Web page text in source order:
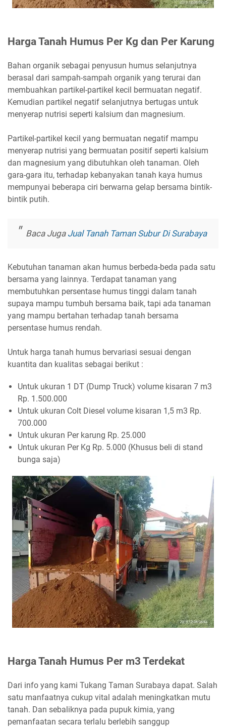
Harga Tanah Humus Per Kg dan Per Karung
Bahan organik sebagai penyusun humus selanjutnya
berasal dari sampah-sampah organik yang terurai dan
membuahkan partikel-partikel kecil bermuatan negatif.
Kemudian partikel negatif selanjutnya bertugas untuk
menyerap nutrisi seperti kalsium dan magnesium.
Partikel-partikel kecil yang bermuatan negatif mampu
menyerap nutrisi yang bermuatan positif seperti kalsium
dan magnesium yang dibutuhkan oleh tanaman. Oleh
gara-gara itu, terhadap kebanyakan tanah kaya humus
mempunyai beberapa ciri berwarna gelap bersama bintik-
bintik putih.
Baca Juga Jual Tanah Taman Subur Di Surabaya
Kebutuhan tanaman akan humus berbeda-beda pada satu
bersama yang lainnya. Terdapat tanaman yang
membutuhkan persentase humus tinggi dalam tanah
supaya mampu tumbuh bersama baik, tapi ada tanaman
yang mampu bertahan terhadap tanah bersama
persentase humus rendah.
Untuk harga tanah humus bervariasi sesuai dengan
kuantita dan kualitas sebagai berikut :
Untuk ukuran 1 DT (Dump Truck) volume kisaran 7 m3
Rp. 1.500.000
Untuk ukuran Colt Diesel volume kisaran 1,5 m3 Rp.
700.000
Untuk ukuran Per karung Rp. 25.000
Untuk ukuran Per Kg Rp. 5.000 (Khusus beli di stand
bunga saja)
Harga Tanah Humus Per m3 Terdekat
Dari info yang kami Tukang Taman Surabaya dapat. Salah
satu manfaatnya cukup vital adalah meningkatkan mutu
tanah. Dan sebaliknya pada pupuk kimia, yang
pemanfaatan secara terlalu berlebih sanggup